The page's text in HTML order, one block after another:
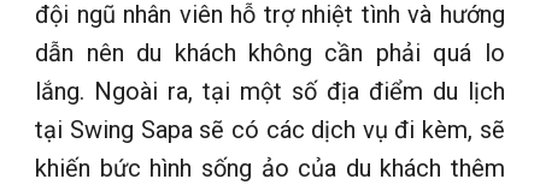
đội ngũ nhân viên hỗ trợ nhiệt tình và hướng
dẫn nên du khách không cần phải quá lo
lắng. Ngoài ra, tại một số địa điểm du lịch
tại Swing Sapa sẽ có các dịch vụ đi kèm, sẽ
khiến bức hình sống ảo của du khách thêm